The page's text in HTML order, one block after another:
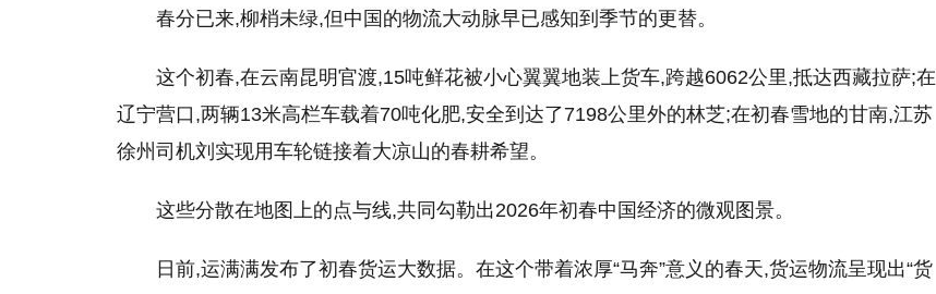
春分已来,柳梢未绿,但中国的物流大动脉早已感知到季节的更替。
这个初春,在云南昆明官渡,15吨鲜花被小心翼翼地装上货车,跨越6062公里,抵达西藏拉萨;在
辽宁营口,两辆13米高栏车载着70吨化肥,安全到达了7198公里外的林芝;在初春雪地的甘南,江苏
徐州司机刘实现用车轮链接着大凉山的春耕希望。
这些分散在地图上的点与线,共同勾勒出2026年初春中国经济的微观图景。
日前,运满满发布了初春货运大数据。在这个带着浓厚“马奔”意义的春天,货运物流呈现出“货